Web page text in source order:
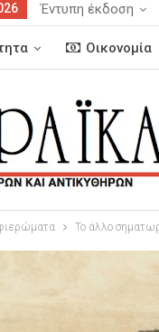
Έντυπη έκδοση
Οικονομία
Το άλλο